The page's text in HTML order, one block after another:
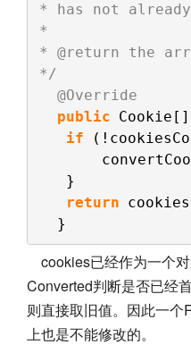
* has not
*
* @return the
*/
@Override
public
if
}
return
}
cookies已经作为一个
Converted判断是否已经
则直接取旧值。因此一
上也是不能修改的。